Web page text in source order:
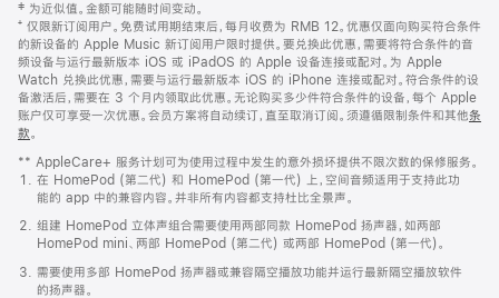
页
页
脚
注
‡ 为近似值。金额可能随时间变动。
⁺ 仅限新订阅用户。免费试用期结束后，每月收费为 RMB 12。优惠仅面向购买符合条件
的新设备的 Apple Music 新订阅用户限时提供。要兑换此优惠，需要将符合条件的音
频设备与运行最新版本 iOS 或 iPadOS 的 Apple 设备连接或配对。为 Apple
Watch 兑换此优惠，需要与运行最新版本 iOS 的 iPhone 连接或配对。符合条件的设
备激活后，需要在 3 个月内领取此优惠。无论购买多少件符合条件的设备，每个 Apple
账户仅可享受一次优惠。会员方案将自动续订，直至取消订阅。须遵循限制条件和其他条
款。
窗
口
中
打
开)
** AppleCare+ 服务计划可为使用过程中发生的意外损坏提供不限次数的保修服务。
在 HomePod (第二代) 和 HomePod (第一代) 上，空间音频适用于支持此功
能的 app 中的兼容内容。并非所有内容都支持杜比全景声。
组建 HomePod 立体声组合需要使用两部同款 HomePod 扬声器，如两部
HomePod mini、两部 HomePod (第二代) 或两部 HomePod (第一代)。
需要使用多部 HomePod 扬声器或兼容隔空播放功能并运行最新隔空播放软件
的扬声器。